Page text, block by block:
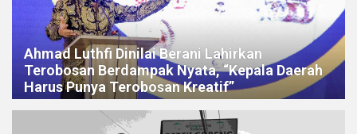
Ahmad Luthfi Dinilai Berani Lahirkan
Terobosan Berdampak Nyata, “Kepala Daerah
Harus Punya Terobosan Kreatif”